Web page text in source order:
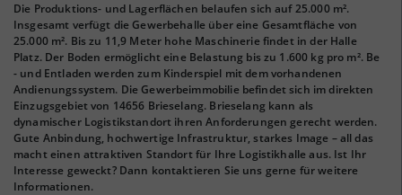
Die Produktions- und Lagerflächen belaufen sich auf 25.000 m².
Insgesamt verfügt die Gewerbehalle über eine Gesamtfläche von
25.000 m². Bis zu 11,9 Meter hohe Maschinerie findet in der Halle
Platz. Der Boden ermöglicht eine Belastung bis zu 1.600 kg pro m². Be
- und Entladen werden zum Kinderspiel mit dem vorhandenen
Andienungssystem. Die Gewerbeimmobilie befindet sich im direkten
Einzugsgebiet von 14656 Brieselang. Brieselang kann als
dynamischer Logistikstandort ihren Anforderungen gerecht werden.
Gute Anbindung, hochwertige Infrastruktur, starkes Image – all das
macht einen attraktiven Standort für Ihre Logistikhalle aus. Ist Ihr
Interesse geweckt? Dann kontaktieren Sie uns gerne für weitere
Informationen.